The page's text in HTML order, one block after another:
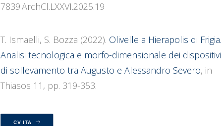
7839.ArchCl.LXXVI.2025.19
T. Ismaelli, S. Bozza (2022). Olivelle a Hierapolis di Frigia.
Analisi tecnologica e morfo-dimensionale dei dispositivi
di sollevamento tra Augusto e Alessandro Severo, in
Thiasos 11, pp. 319-353.
CV ITA